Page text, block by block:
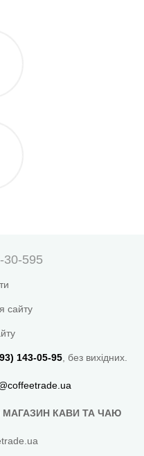
30-595
сайту
143-05-95 , без вихідних.
МАГАЗИН КАВИ ТА ЧАЮ